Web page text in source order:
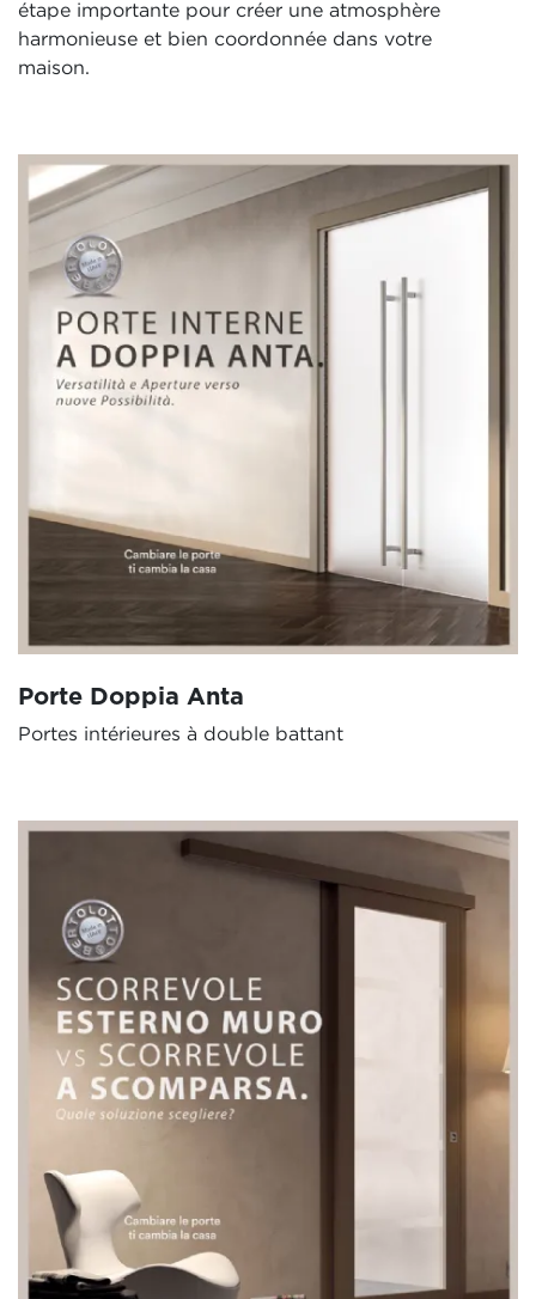
étape importante pour créer une atmosphère
harmonieuse et bien coordonnée dans votre
maison.
Porte Doppia Anta
Portes intérieures à double battant